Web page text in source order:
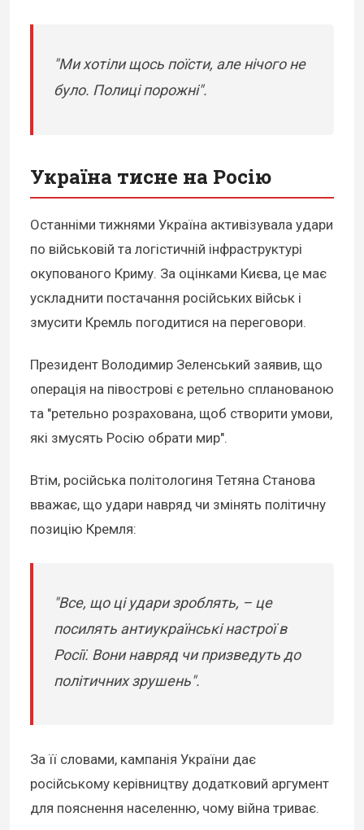
"Ми хотіли щось поїсти, але нічого не
було. Полиці порожні".
Україна тисне на Росію
Останніми тижнями Україна активізувала удари
по військовій та логістичній інфраструктурі
окупованого Криму. За оцінками Києва, це має
ускладнити постачання російських військ і
змусити Кремль погодитися на переговори.
Президент Володимир Зеленський заявив, що
операція на півострові є ретельно спланованою
та "ретельно розрахована, щоб створити умови,
які змусять Росію обрати мир".
Втім, російська політологиня Тетяна Станова
вважає, що удари навряд чи змінять політичну
позицію Кремля:
"Все, що ці удари зроблять, – це
посилять антиукраїнські настрої в
Росії. Вони навряд чи призведуть до
політичних зрушень".
За її словами, кампанія України дає
російському керівництву додатковий аргумент
для пояснення населенню, чому війна триває.